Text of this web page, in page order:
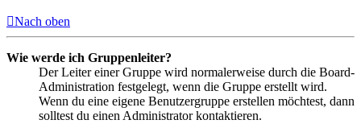
Nach oben
Wie werde ich Gruppenleiter?
Der Leiter einer Gruppe wird normalerweise durch die Board-
Administration festgelegt, wenn die Gruppe erstellt wird.
Wenn du eine eigene Benutzergruppe erstellen möchtest, dann
solltest du einen Administrator kontaktieren.